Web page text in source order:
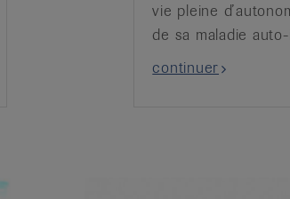
vie pleine
de sa maladie
continuer